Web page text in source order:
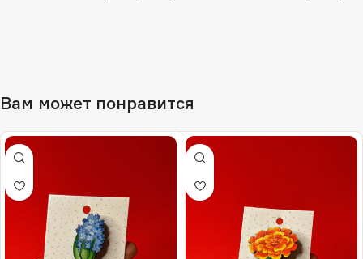
Вам может понравится